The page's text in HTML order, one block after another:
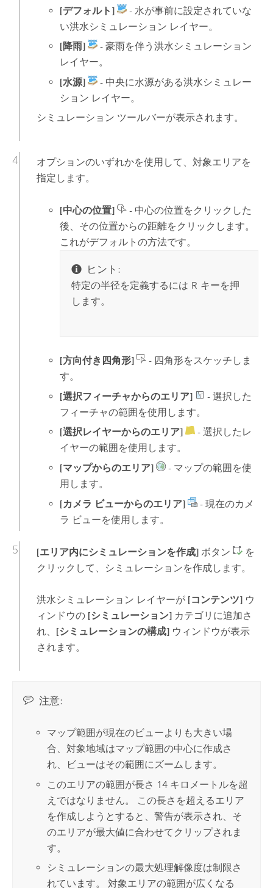
[デフォルト]
- 水が事前に設定されていな
い洪水シミュレーション レイヤー。
[降雨]
- 豪雨を伴う洪水シミュレーション
レイヤー。
[水源]
- 中央に水源がある洪水シミュレー
ション レイヤー。
シミュレーション ツールバーが表示されます。
オプションのいずれかを使用して、対象エリアを
指定します。
[中心の位置]
- 中心の位置をクリックした
後、その位置からの距離をクリックします。
これがデフォルトの方法です。
ヒント:
特定の半径を定義するには R キーを押
します。
[方向付き四角形]
- 四角形をスケッチしま
す。
[選択フィーチャからのエリア]
- 選択した
フィーチャの範囲を使用します。
[選択レイヤーからのエリア]
- 選択したレ
イヤーの範囲を使用します。
[マップからのエリア]
- マップの範囲を使
用します。
[カメラ ビューからのエリア]
- 現在のカメ
ラ ビューを使用します。
[エリア内にシミュレーションを作成]ボタン
を
クリックして、シミュレーションを作成します。
洪水シミュレーション レイヤーが [コンテンツ]ウ
ィンドウの [シミュレーション]カテゴリに追加さ
れ、 [シミュレーションの構成]ウィンドウが表示
されます。
注意:
マップ範囲が現在のビューよりも大きい場
合、対象地域はマップ範囲の中心に作成さ
れ、ビューはその範囲にズームします。
このエリアの範囲が長さ 14 キロメートルを超
えではなりません。 この長さを超えるエリア
を作成しようとすると、警告が表示され、そ
のエリアが最大値に合わせてクリップされま
す。
シミュレーションの最大処理解像度は制限さ
れています。 対象エリアの範囲が広くなる